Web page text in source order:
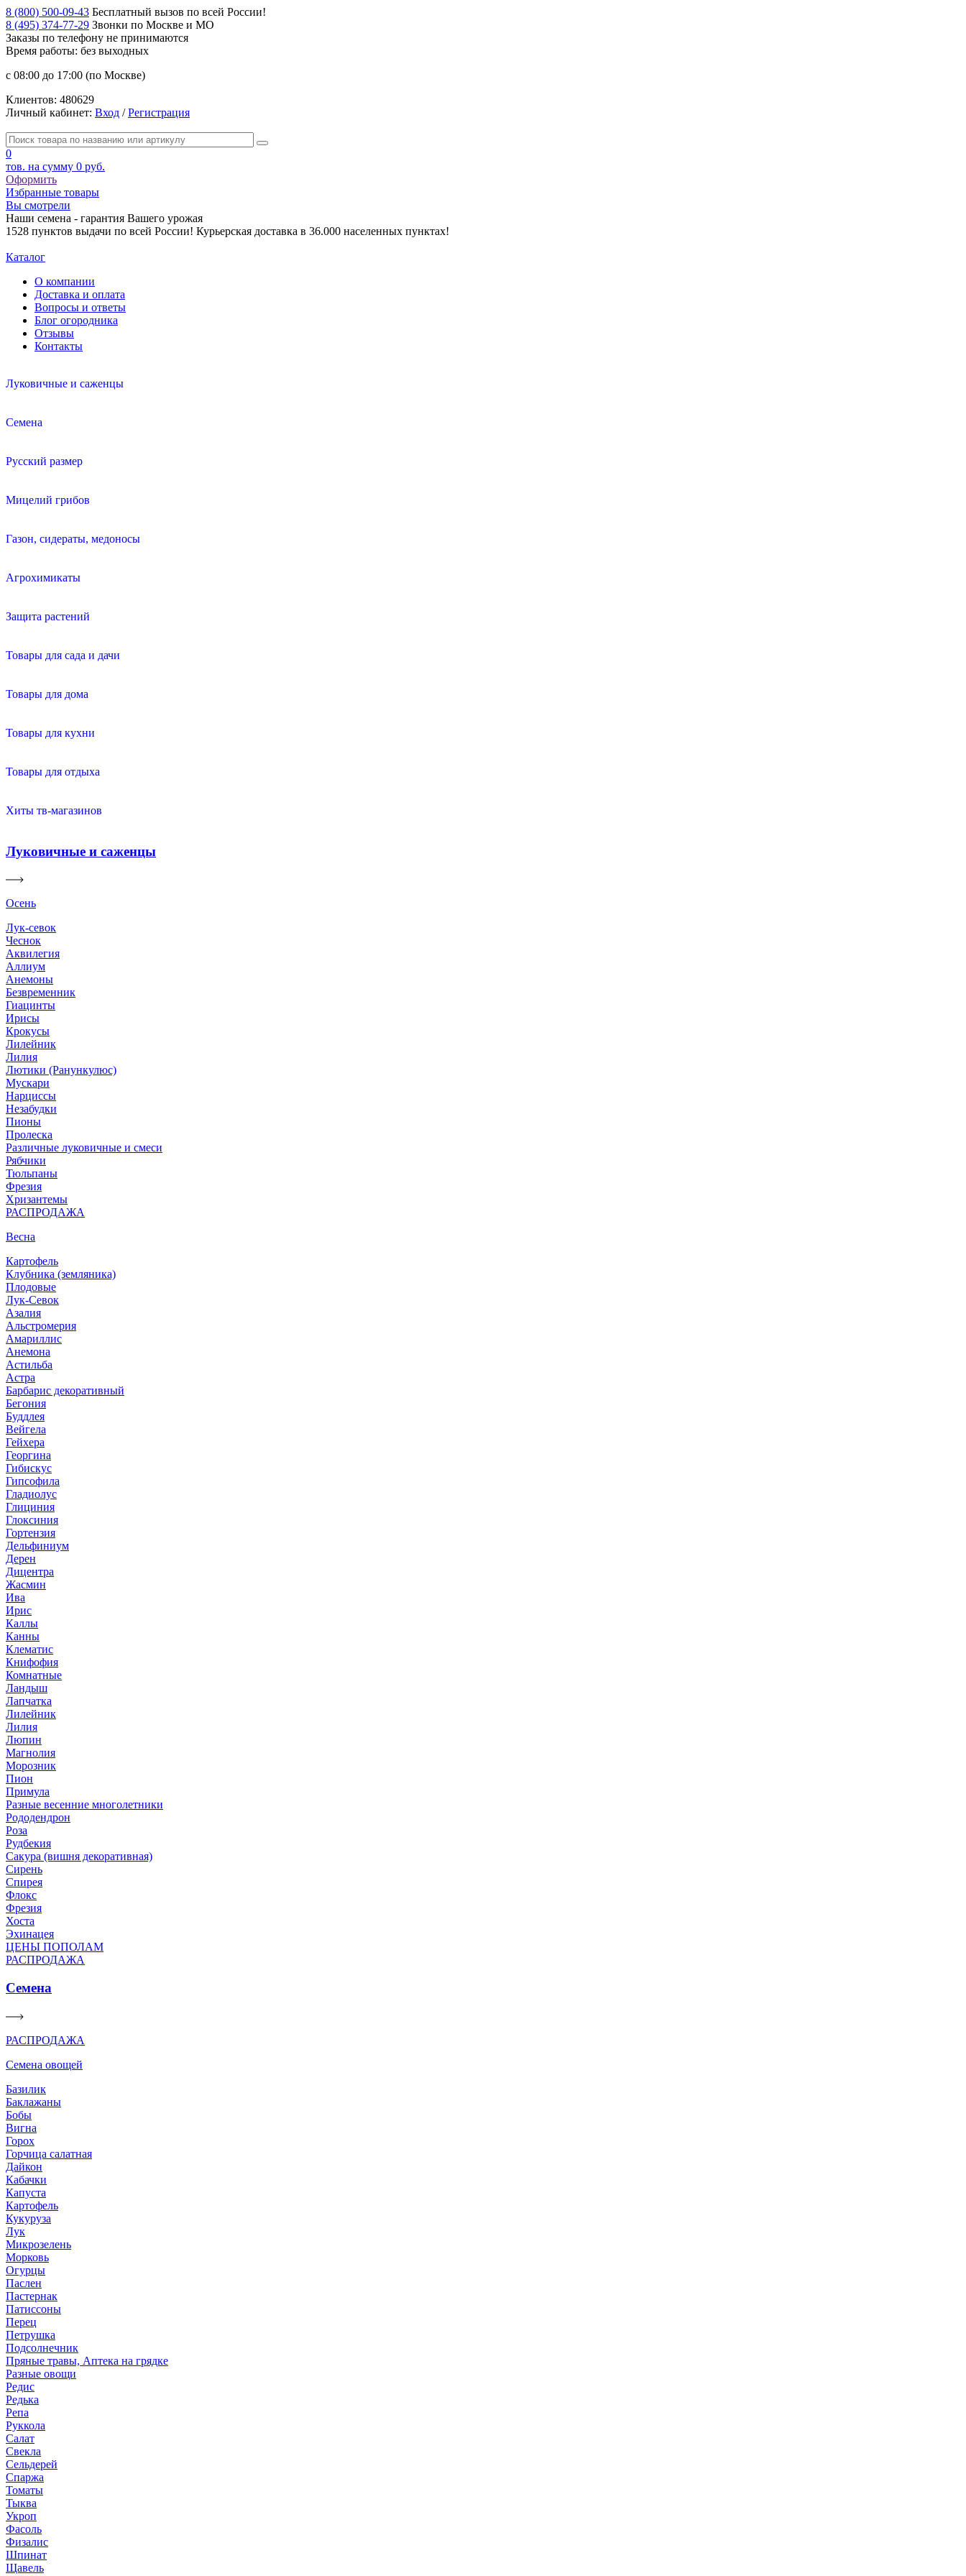
8 (800) 500-09-43 Бесплатный вызов по всей России!
8 (495) 374-77-29 Звонки по Москве и МО
Заказы по телефону не принимаются
Время работы: без выходных
с 08:00 до 17:00 (по Москве)
Клиентов: 480629
Личный кабинет: Вход /Регистрация
0
тов. на сумму 0 руб.
Оформить
Избранные товары
Вы смотрели
Наши семена - гарантия Вашего урожая
1528 пунктов выдачи по всей России! Курьерская доставка в 36.000 населенных пунктах!
Каталог
О компании
Доставка и оплата
Вопросы и ответы
Блог огородника
Отзывы
Контакты
Луковичные и саженцы
Семена
Русский размер
Мицелий грибов
Газон, сидераты, медоносы
Агрохимикаты
Защита растений
Товары для сада и дачи
Товары для дома
Товары для кухни
Товары для отдыха
Хиты тв-магазинов
Луковичные и саженцы
Осень
Лук-севок
Чеснок
Аквилегия
Аллиум
Анемоны
Безвременник
Гиацинты
Ирисы
Крокусы
Лилейник
Лилия
Лютики (Ранункулюс)
Мускари
Нарцисcы
Незабудки
Пионы
Пролеска
Различные луковичные и смеси
Рябчики
Тюльпаны
Фрезия
Хризантемы
РАСПРОДАЖА
Весна
Картофель
Клубника (земляника)
Плодовые
Лук-Севок
Азалия
Альстромерия
Амариллис
Анемона
Астильба
Астра
Барбарис декоративный
Бегония
Буддлея
Вейгела
Гейхера
Георгина
Гибискус
Гипсофила
Гладиолус
Глициния
Глоксиния
Гортензия
Дельфиниум
Дерен
Дицентра
Жасмин
Ива
Ирис
Каллы
Канны
Клематис
Книфофия
Комнатные
Ландыш
Лапчатка
Лилейник
Лилия
Люпин
Магнолия
Морозник
Пион
Примула
Разные весенние многолетники
Рододендрон
Роза
Рудбекия
Сакура (вишня декоративная)
Сирень
Спирея
Флокс
Фрезия
Хоста
Эхинацея
ЦЕНЫ ПОПОЛАМ
РАСПРОДАЖА
Семена
РАСПРОДАЖА
Семена овощей
Базилик
Баклажаны
Бобы
Вигна
Горох
Горчица салатная
Дайкон
Кабачки
Капуста
Картофель
Кукуруза
Лук
Микрозелень
Морковь
Огурцы
Паслен
Пастернак
Патиссоны
Перец
Петрушка
Подсолнечник
Пряные травы, Аптека на грядке
Разные овощи
Редис
Редька
Репа
Руккола
Салат
Свекла
Сельдерей
Спаржа
Томаты
Тыква
Укроп
Фасоль
Физалис
Шпинат
Щавель